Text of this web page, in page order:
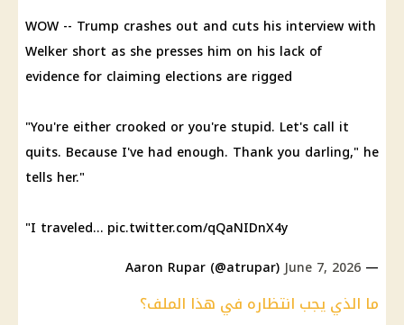
WOW -- Trump crashes out and cuts his interview with
Welker short as she presses him on his lack of
evidence for claiming elections are rigged
"You're either crooked or you're stupid. Let's call it
quits. Because I've had enough. Thank you darling," he
tells her."
"I traveled… pic.twitter.com/qQaNIDnX4y
— Aaron Rupar (@atrupar)
June 7, 2026
ما الذي يجب انتظاره في هذا الملف؟